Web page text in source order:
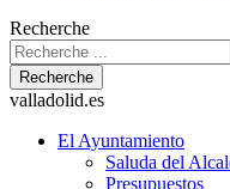
Recherche
Recherche
valladolid.es
El Ayuntamiento
Saluda del
Presupuestos